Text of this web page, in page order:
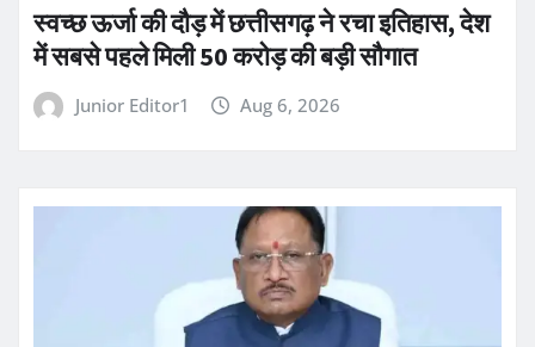
स्वच्छ ऊर्जा की दौड़ में छत्तीसगढ़ ने रचा इतिहास, देश
में सबसे पहले मिली 50 करोड़ की बड़ी सौगात
Junior Editor1 Aug 6, 2026